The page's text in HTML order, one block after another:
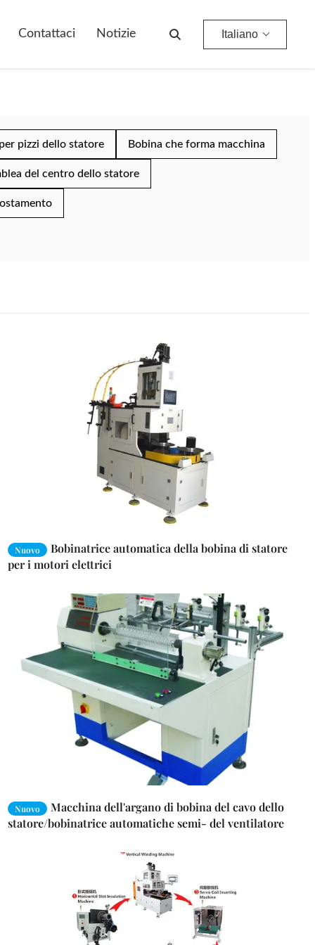
Contattaci Notizie Italiano
pizzi dello statore Bobina che forma macchina
del centro dello statore
Nuovo
Bobinatrice automatica della bobina di statore
per i motori elettrici
Nuovo
Macchina dell'argano di bobina del cavo dello
statore/bobinatrice automatiche semi- del ventilatore